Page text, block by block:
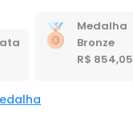
Medalha
Bronze
R$ 854,05